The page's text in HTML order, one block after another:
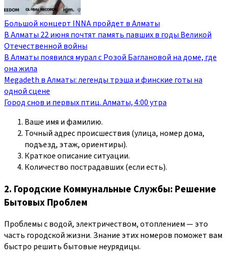
Большой концерт INNA пройдет в Алматы
В Алматы 22 июня почтят память павших в годы Великой
Отечественной войны
В Алматы появился мурал с Розой Баглановой на доме, где
она жила
Megadeth в Алматы: легенды трэша и финские готы на
одной сцене
Город снов и первых птиц. Алматы, 4:00 утра
Ваше имя и фамилию.
Точный адрес происшествия (улица, номер дома,
подъезд, этаж, ориентиры).
Краткое описание ситуации.
Количество пострадавших (если есть).
2. Городские Коммунальные Службы: Решение
Бытовых Проблем
Проблемы с водой, электричеством, отоплением — это
часть городской жизни. Знание этих номеров поможет вам
быстро решить бытовые неурядицы.